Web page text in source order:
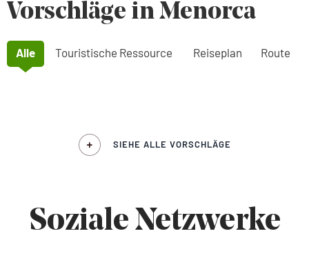
Vorschläge in Menorca
Alle Touristische Ressource Reiseplan Route
SIEHE ALLE VORSCHLÄGE
Soziale Netzwerke